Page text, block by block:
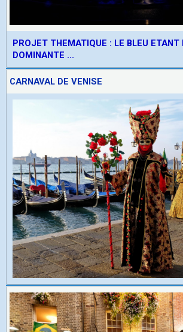
PROJET THEMATIQUE : LE BLEU ETANT
DOMINANTE ...
CARNAVAL DE VENISE